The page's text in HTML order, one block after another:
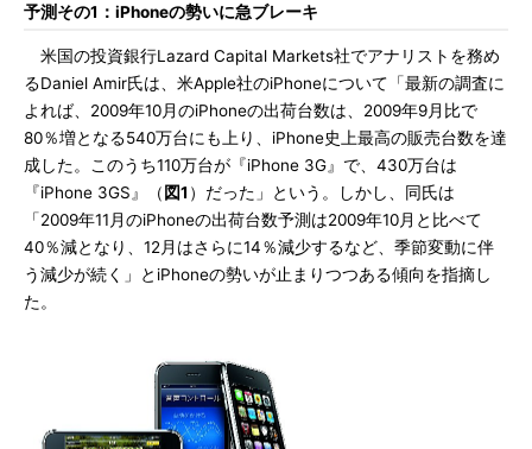
予測その1：iPhoneの勢いに急ブレーキ
米国の投資銀行Lazard Capital Markets社でアナリストを務め
るDaniel Amir氏は、米Apple社のiPhoneについて「最新の調査に
よれば、2009年10月のiPhoneの出荷台数は、2009年9月比で
80％増となる540万台にも上り、iPhone史上最高の販売台数を達
成した。このうち110万台が『iPhone 3G』で、430万台は
『iPhone 3GS』（ 図1 ）だった」という。しかし、同氏は
「2009年11月のiPhoneの出荷台数予測は2009年10月と比べて
40％減となり、12月はさらに14％減少するなど、季節変動に伴
う減少が続く」とiPhoneの勢いが止まりつつある傾向を指摘し
た。